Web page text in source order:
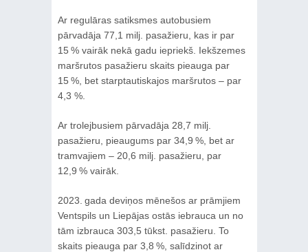
Ar regulāras satiksmes autobusiem
pārvadāja 77,1 milj. pasažieru, kas ir par
15 % vairāk nekā gadu iepriekš. Iekšzemes
maršrutos pasažieru skaits pieauga par
15 %, bet starptautiskajos maršrutos – par
4,3 %.
Ar trolejbusiem pārvadāja 28,7 milj.
pasažieru, pieaugums par 34,9 %, bet ar
tramvajiem – 20,6 milj. pasažieru, par
12,9 % vairāk.
2023. gada deviņos mēnešos ar prāmjiem
Ventspils un Liepājas ostās iebrauca un no
tām izbrauca 303,5 tūkst. pasažieru. To
skaits pieauga par 3,8 %, salīdzinot ar